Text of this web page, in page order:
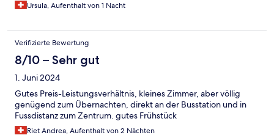
Ursula, Aufenthalt von 1 Nacht
Verifizierte Bewertung
8/10 – Sehr gut
1. Juni 2024
Gutes Preis-Leistungsverhältnis, kleines Zimmer, aber völlig
genügend zum Übernachten, direkt an der Busstation und in
Fussdistanz zum Zentrum. gutes Frühstück
Riet Andrea, Aufenthalt von 2 Nächten